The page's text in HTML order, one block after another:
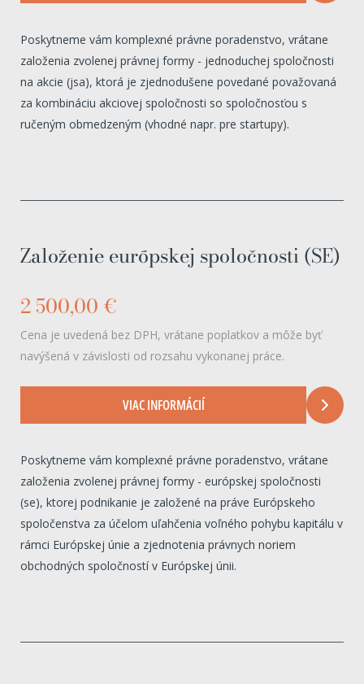
Poskytneme vám komplexné právne poradenstvo, vrátane
založenia zvolenej právnej formy - jednoduchej spoločnosti
na akcie (jsa), ktorá je zjednodušene povedané považovaná
za kombináciu akciovej spoločnosti so spoločnosťou s
ručeným obmedzeným (vhodné napr. pre startupy).
Založenie európskej spoločnosti (SE)
2 500,00 €
Cena je uvedená bez DPH, vrátane poplatkov a môže byť
navýšená v závislosti od rozsahu vykonanej práce.
VIAC INFORMÁCIÍ
Poskytneme vám komplexné právne poradenstvo, vrátane
založenia zvolenej právnej formy - európskej spoločnosti
(se), ktorej podnikanie je založené na práve Európskeho
spoločenstva za účelom uľahčenia voľného pohybu kapitálu v
rámci Európskej únie a zjednotenia právnych noriem
obchodných spoločností v Európskej únii.